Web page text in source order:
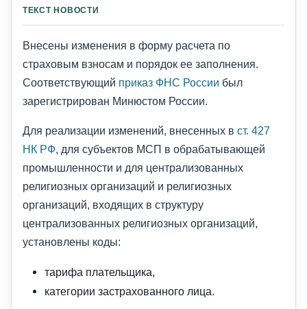
ТЕКСТ НОВОСТИ
Внесены изменения в форму расчета по
страховым взносам и порядок ее заполнения.
Соответствующий приказ ФНС России был
зарегистрирован Минюстом России.
Для реализации изменений, внесенных в ст. 427
НК РФ, для субъектов МСП в обрабатывающей
промышленности и для централизованных
религиозных организаций и религиозных
организаций, входящих в структуру
централизованных религиозных организаций,
установлены коды:
тарифа плательщика,
категории застрахованного лица.